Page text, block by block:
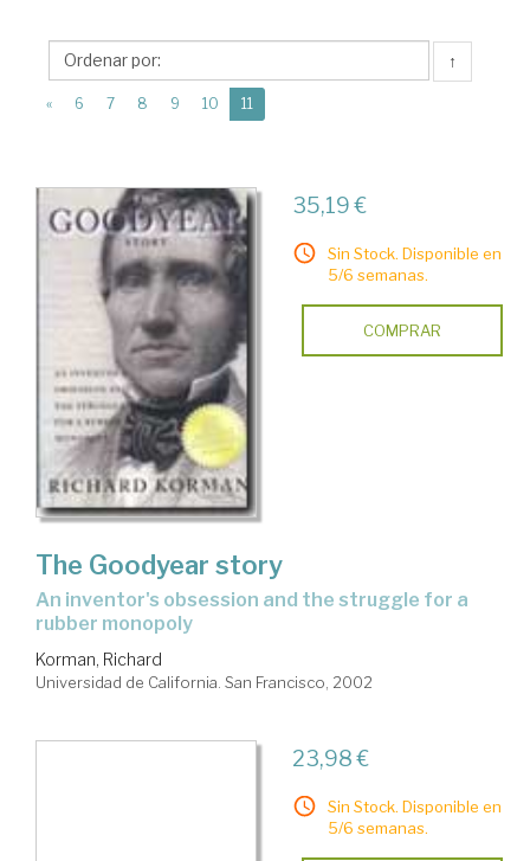
general
>
Empresario.
Emprendedores
↑
« 6 7 8 9 10 11
35,19 €
Sin Stock. Disponible en
5/6 semanas.
COMPRAR
The Goodyear story
an inventor's obsession and the struggle for a
rubber monopoly
Korman, Richard
Universidad de California. San Francisco, 2002
23,98 €
Sin Stock. Disponible en
5/6 semanas.